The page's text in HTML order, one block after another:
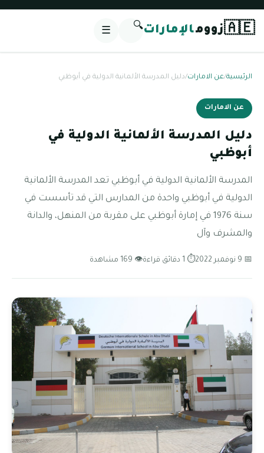
🇦🇪زوومالإمارات🔍
☰
الرئيسية/عن الامارات/دليل المدرسة الألمانية الدولية في أبوظبي
عن الامارات
دليل المدرسة الألمانية الدولية في
أبوظبي
المدرسة الألمانية الدولية في أبوظبي تعد المدرسة الألمانية
الدولية في أبوظبي واحدة من المدارس التي قد تأسست في
سنة 1976 في إمارة أبوظبي على مقربة من المنهل، والدانة
والمشرف وآل
📅 9 نوفمبر 2022 ⏱ 1 دقائق قراءة 👁 169 مشاهدة